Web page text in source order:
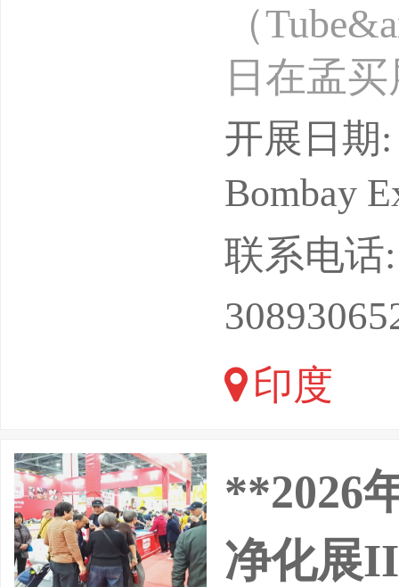
（
日在孟
集团倾
专业盛
展会，
与商贸
创下亮
展企业（
开展日期
Bombay
联系电话
印度
**2026
净化展